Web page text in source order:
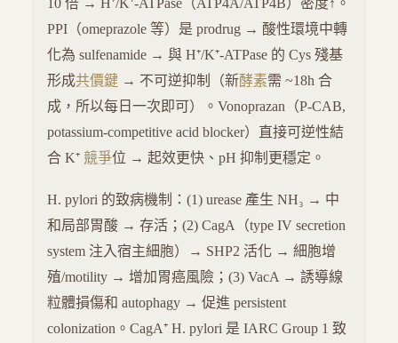
PPI（omeprazole 等）是 prodrug → 酸性環境中轉
化為 sulfenamide → 與 H⁺/K⁺-ATPase 的 Cys 殘基
形成共價鍵 → 不可逆抑制（新酵素需 ~18h 合
成，所以每日一次即可）。Vonoprazan（P-CAB,
potassium-competitive acid blocker）直接可逆性結
合 K⁺ 競爭位 → 起效更快、pH 抑制更穩定。
H. pylori 的致病機制：(1) urease 產生 NH₃ → 中
和局部胃酸 → 存活；(2) CagA（type IV secretion
system 注入宿主細胞）→ SHP2 活化 → 細胞增
殖/motility → 增加胃癌風險；(3) VacA → 誘導線
粒體損傷和 autophagy → 促進 persistent
colonization。CagA⁺ H. pylori 是 IARC Group 1 致